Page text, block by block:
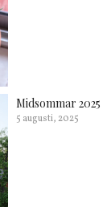
Midsommar 2025
5 augusti, 2025